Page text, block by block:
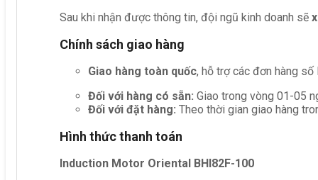
Sau khi nhận được thông tin, đội ngũ kinh doanh sẽ
Chính sách giao hàng
Giao hàng toàn quốc, hỗ trợ các đơn hàng số
Đối với hàng có sẵn: Giao trong vòng 01-05
Đối với đặt hàng: Theo thời gian giao hàng
Hình thức thanh toán
Induction Motor Oriental BHI82F-100